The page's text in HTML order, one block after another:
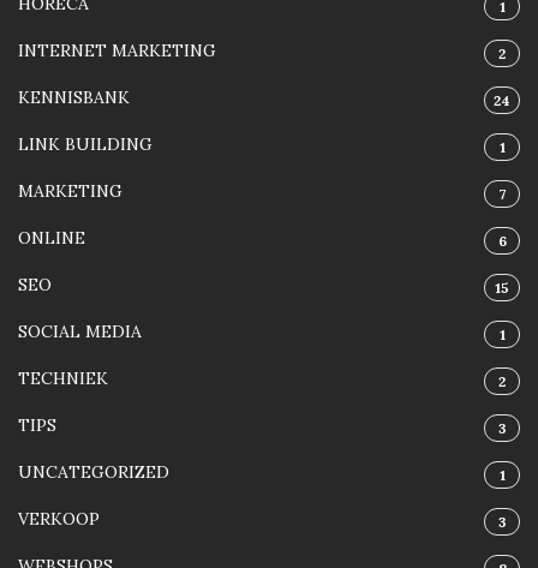
1
INTERNET MARKETING 2
KENNISBANK 24
LINK BUILDING 1
MARKETING 7
ONLINE 6
SEO 15
SOCIAL MEDIA 1
TECHNIEK 2
TIPS 3
UNCATEGORIZED 1
VERKOOP 3